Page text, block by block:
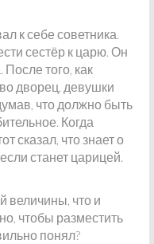
к себе советника.
сестёр к царю. Он
того, как
дворец, девушки
что должно быть
Когда
сказал, что знает о
станет царицей.
величины, что и
чтобы разместить
понял?